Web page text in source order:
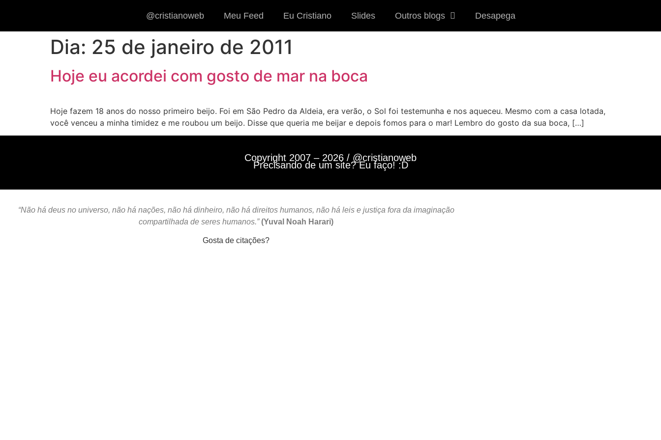
@cristianoweb Meu Feed Eu Cristiano Slides Outros blogs Desapega
Dia: 25 de janeiro de 2011
Hoje eu acordei com gosto de mar na boca
Hoje fazem 18 anos do nosso primeiro beijo. Foi em São Pedro da Aldeia, era verão, o Sol foi testemunha e nos aqueceu. Mesmo com a casa lotada,
você venceu a minha timidez e me roubou um beijo. Disse que queria me beijar e depois fomos para o mar! Lembro do gosto da sua boca, […]
Copyright 2007 – 2026 / @cristianoweb
Precisando de um site? Eu faço! :D
“Não há deus no universo, não há nações, não há dinheiro, não há direitos humanos, não há leis e justiça fora da imaginação
compartilhada de seres humanos.” (Yuval Noah Harari)
Gosta de citações?